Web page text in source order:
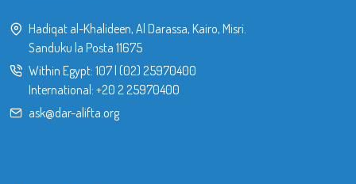
Hadiqat al-Khalideen, Al Darassa, Kairo, Misri.
Sanduku la Posta 11675
Within Egypt: 107| (02) 25970400
International: +20 2 25970400
ask@dar-alifta.org